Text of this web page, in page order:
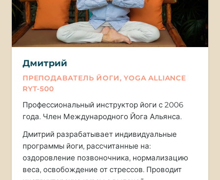
Дмитрий
ПРЕПОДАВАТЕЛЬ ЙОГИ, YOGA ALLIANCE
RYT-500
Профессиональный инструктор йоги с 2006
года. Член Международного Йога Альянса.
Дмитрий разрабатывает индивидуальные
программы йоги, рассчитанные на:
оздоровление позвоночника, нормализацию
веса, освобождение от стрессов. Проводит